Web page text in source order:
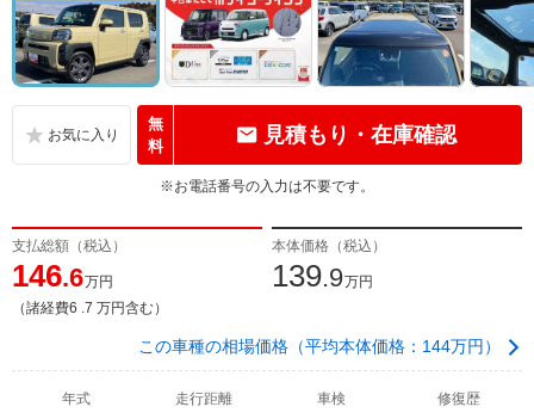
無
料
見積もり・在庫確認
※お電話番号の入力は不要です。
支払総額（税込）
146.6万円
（諸経費6 .7 万円含む）
本体価格（税込）
139.9万円
この車種の相場価格（平均本体価格：144万円）
年式 走行距離
車検
修復歴